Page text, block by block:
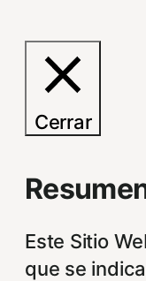
Cerrar
Este Sitio
que se